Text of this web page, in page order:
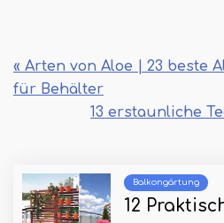
« Arten von Aloe | 23 beste
für Behälter
13 erstaunliche
Balkongärtung
12